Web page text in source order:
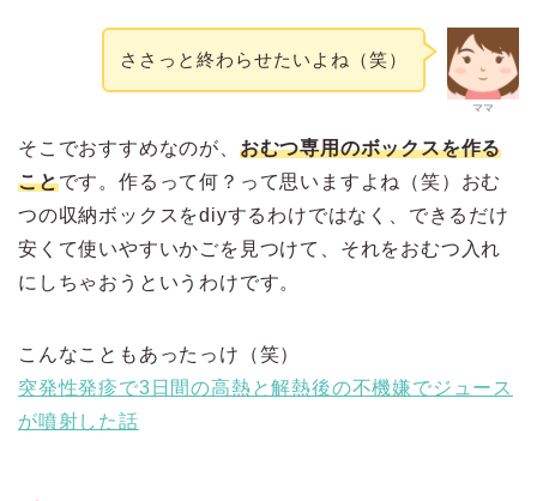
ママ
ささっと終わらせたいよね（笑）
そこでおすすめなのが、 おむつ専用のボックスを作る
ことです。作るって何？って思いますよね（笑）おむ
つの収納ボックスをdiyするわけではなく、できるだけ
安くて使いやすいかごを見つけて、それをおむつ入れ
にしちゃおうというわけです。
こんなこともあったっけ（笑）
突発性発疹で3日間の高熱と解熱後の不機嫌でジュース
が噴射した話